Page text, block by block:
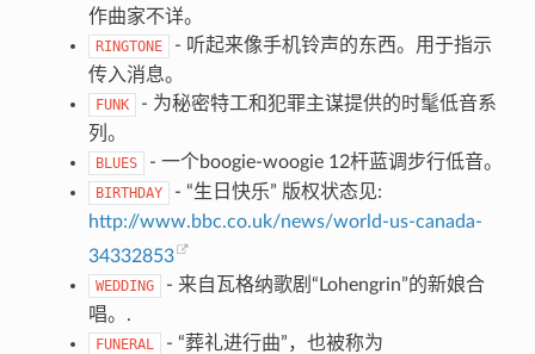
作曲家不详。
RINGTONE
- 听起来像手机铃声的东西。用于指示
传入消息。
FUNK
- 为秘密特工和犯罪主谋提供的时髦低音系
列。
BLUES - 一个boogie-woogie 12杆蓝调步行低音。
BIRTHDAY
- “生日快乐” 版权状态见:
http://www.bbc.co.uk/news/world-us-canada-
34332853
WEDDING
- 来自瓦格纳歌剧“Lohengrin”的新娘合
唱。.
FUNERAL
- “葬礼进行曲”，也被称为